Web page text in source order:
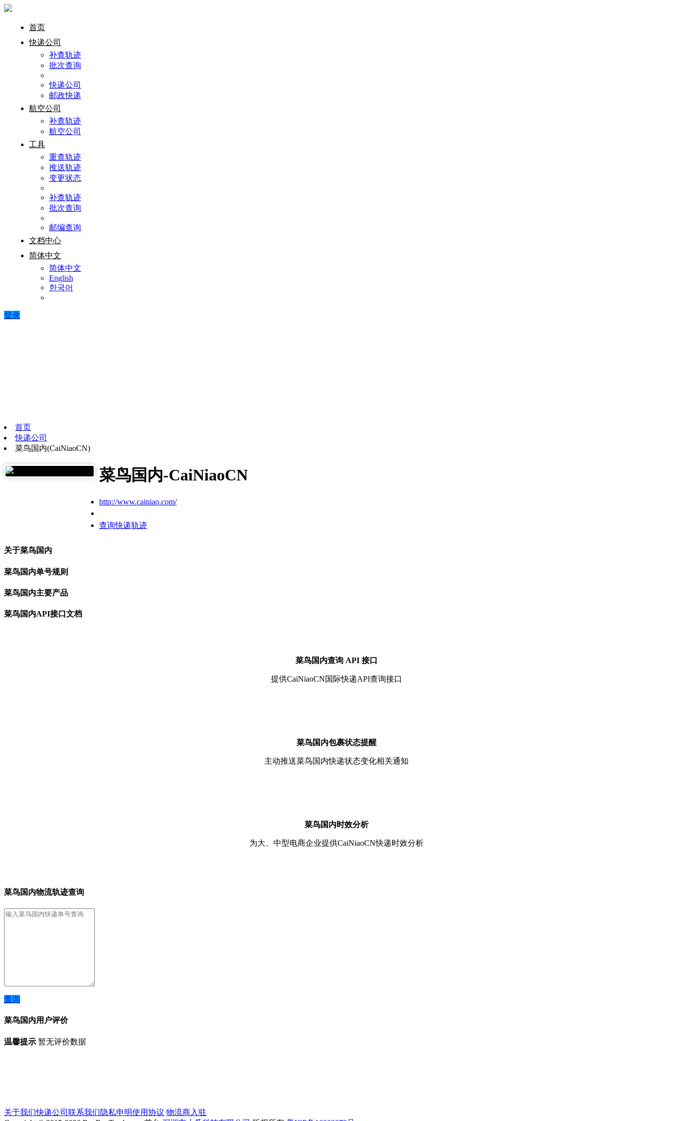
首页
快递公司
补查轨迹
批次查询
快递公司
邮政快递
航空公司
补查轨迹
航空公司
工具
重查轨迹
推送轨迹
变更状态
补查轨迹
批次查询
邮编查询
文档中心
简体中文
简体中文
English
한국어
登录
首页
快递公司
菜鸟国内(CaiNiaoCN)
菜鸟国内-CaiNiaoCN
http://www.cainiao.com/
查询快递轨迹
关于菜鸟国内
菜鸟国内单号规则
菜鸟国内主要产品
菜鸟国内API接口文档
菜鸟国内查询 API 接口
提供CaiNiaoCN国际快递API查询接口
菜鸟国内包裹状态提醒
主动推送菜鸟国内快递状态变化相关通知
菜鸟国内时效分析
为大、中型电商企业提供CaiNiaoCN快递时效分析
菜鸟国内物流轨迹查询
查询
菜鸟国内用户评价
温馨提示 暂无评价数据
关于我们快递公司 联系我们隐私申明使用协议 物流商入驻